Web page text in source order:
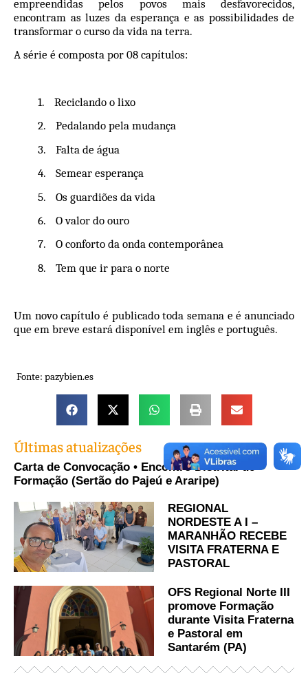
empreendidas pelos povos mais desfavorecidos,
encontram as luzes da esperança e as possibilidades de
transformar o curso da vida na terra.
A série é composta por 08 capítulos:
1.
Reciclando o lixo
2.
Pedalando pela mudança
3.
Falta de água
4.
Semear esperança
5.
Os guardiões da vida
6.
O valor do ouro
7.
O conforto da onda contemporânea
8.
Tem que ir para o norte
Um novo capítulo é publicado toda semana e é anunciado
que em breve estará disponível em inglês e português.
Fonte: pazybien.es
Últimas atualizações
Carta de Convocação • Encontro Distrital de
Formação (Sertão do Pajeú e Araripe)
REGIONAL
NORDESTE A I –
MARANHÃO RECEBE
VISITA FRATERNA E
PASTORAL
OFS Regional Norte III
promove Formação
durante Visita Fraterna
e Pastoral em
Santarém (PA)